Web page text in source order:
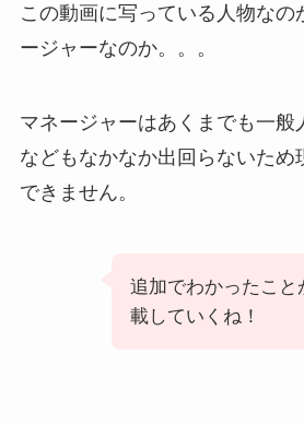
この動画に写っている人物なの
ージャーなのか。。。
マネージャーはあくまでも一般
などもなかなか出回らないため
できません。
追加でわかったこと
載していくね！